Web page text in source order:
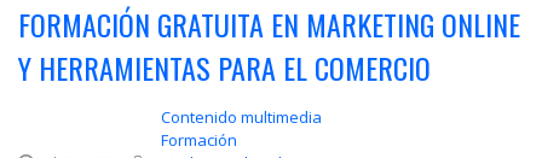
FORMACIÓN GRATUITA EN MARKETING ONLINE
Y HERRAMIENTAS PARA EL COMERCIO
Contenido multimedia
Formación